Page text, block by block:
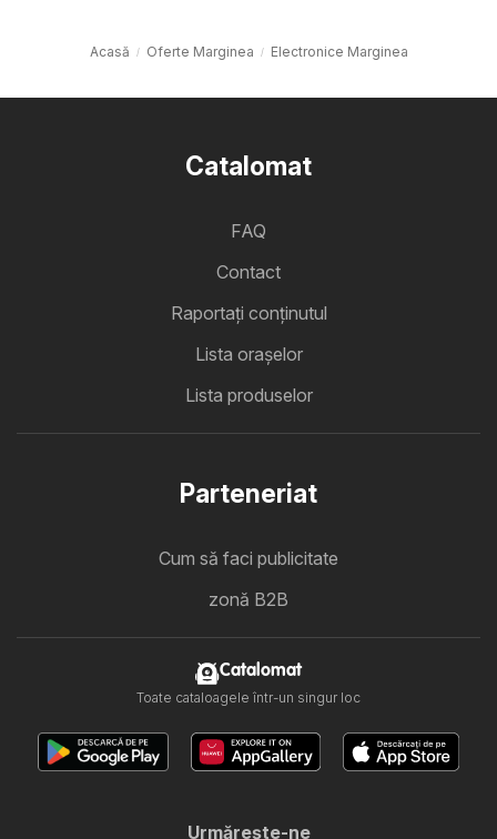
Acasă Oferte Marginea Electronice Marginea
Catalomat
FAQ
Contact
Raportați conținutul
Lista oraşelor
Lista produselor
Parteneriat
Cum să faci publicitate
zonă B2B
Catalomat
Toate cataloagele într-un singur loc
Urmăreşte-ne